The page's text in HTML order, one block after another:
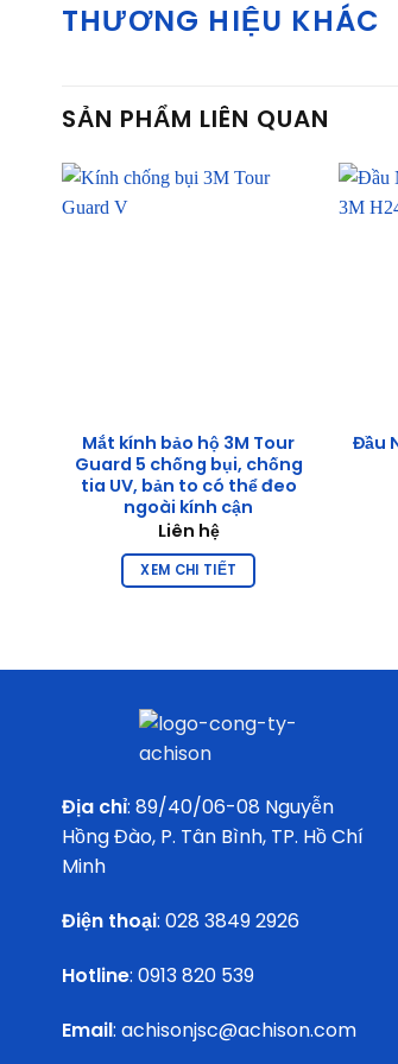
THƯƠNG HIỆU KHÁC
SẢN PHẨM LIÊN QUAN
Mắt kính bảo hộ 3M Tour
Guard 5 chống bụi, chống
tia UV, bản to có thể đeo
ngoài kính cận
Liên hệ
XEM CHI TIẾT
Đầu
Địa chỉ: 89/40/06-08 Nguyễn
Hồng Đào, P. Tân Bình, TP. Hồ Chí
Minh
Điện thoại: 028 3849 2926
Hotline: 0913 820 539
Email: achisonjsc@achison.com